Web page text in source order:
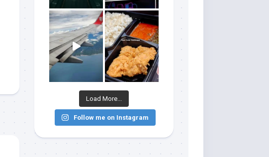
Load More...
Follow me on Instagram